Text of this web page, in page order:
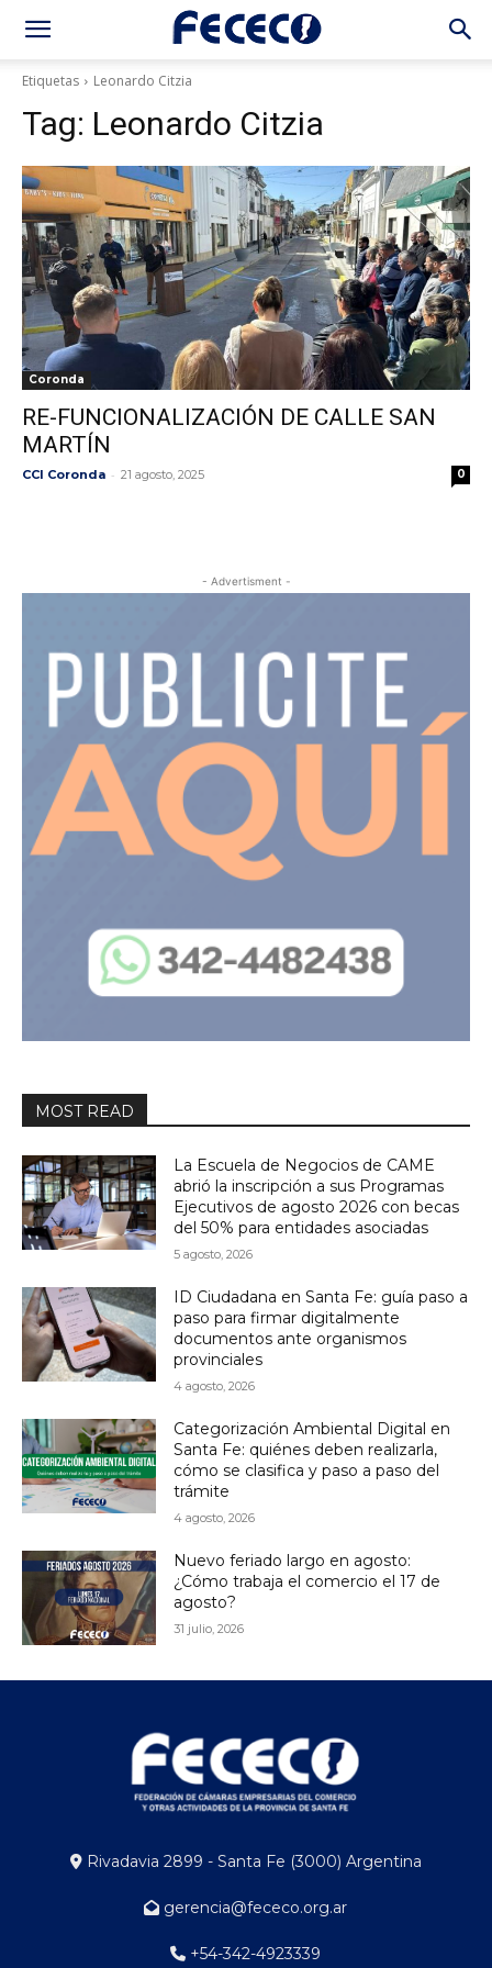
Etiquetas Leonardo Citzia
Tag: Leonardo Citzia
Coronda
RE-FUNCIONALIZACIÓN DE CALLE SAN
MARTÍN
CCI Coronda - 21 agosto, 2025 0
- Advertisment -
MOST READ
La Escuela de Negocios de CAME
abrió la inscripción a sus Programas
Ejecutivos de agosto 2026 con becas
del 50% para entidades asociadas
5 agosto, 2026
ID Ciudadana en Santa Fe: guía paso a
paso para firmar digitalmente
documentos ante organismos
provinciales
4 agosto, 2026
Categorización Ambiental Digital en
Santa Fe: quiénes deben realizarla,
cómo se clasifica y paso a paso del
trámite
4 agosto, 2026
Nuevo feriado largo en agosto:
¿Cómo trabaja el comercio el 17 de
agosto?
31 julio, 2026
Rivadavia 2899 - Santa Fe (3000) Argentina
gerencia@fececo.org.ar
+54-342-4923339